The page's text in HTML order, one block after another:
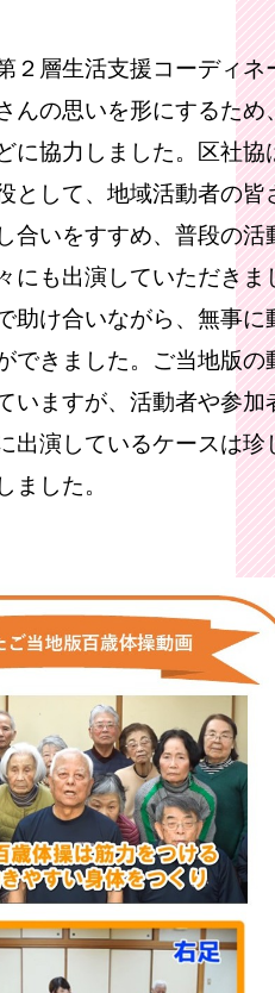
２層生活支援コーディネ
んの思いを形にするため
に協力しました。区社協
として、地域活動者の皆
合いをすすめ、普段の活
にも出演していただきま
助け合いながら、無事に
できました。ご当地版の
いますが、活動者や参加
出演しているケースは珍
ました。